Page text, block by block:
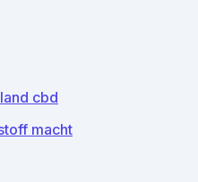
cbd
macht